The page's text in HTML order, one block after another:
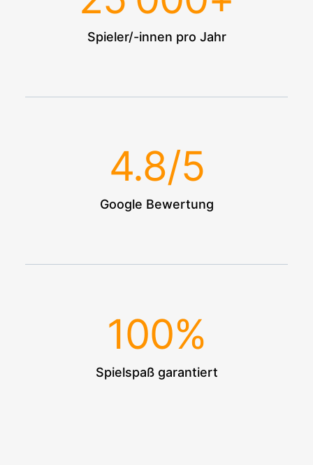
Spieler/-innen pro Jahr
Google Bewertung
4.8/5
Spielspaß garantiert
100%